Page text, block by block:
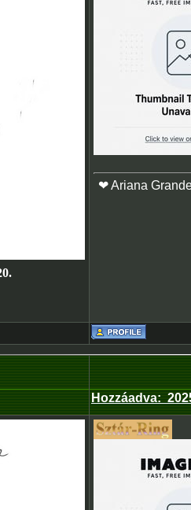
❤ Ariana
Hozzáadva: